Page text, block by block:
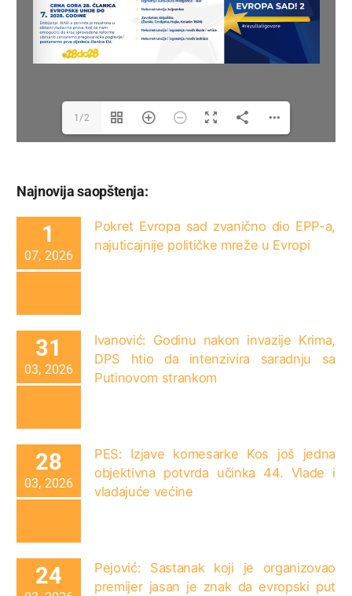
1/2
Najnovija saopštenja:
1
07, 2026
Pokret Evropa sad zvanično dio EPP-a,
najuticajnije političke mreže u Evropi
31
03, 2026
Ivanović: Godinu nakon invazije Krima,
DPS htio da intenzivira saradnju sa
Putinovom strankom
28
03, 2026
PES: Izjave komesarke Kos još jedna
objektivna potvrda učinka 44. Vlade i
vladajuće većine
24
Pejović: Sastanak koji je organizovao
premijer jasan je znak da evropski put